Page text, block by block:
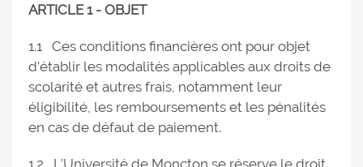
ARTICLE 1 - OBJET
1.1 Ces conditions financières ont pour objet
d’établir les modalités applicables aux droits de
scolarité et autres frais, notamment leur
éligibilité, les remboursements et les pénalités
en cas de défaut de paiement.
1.2 L’Université de Moncton se réserve le droit